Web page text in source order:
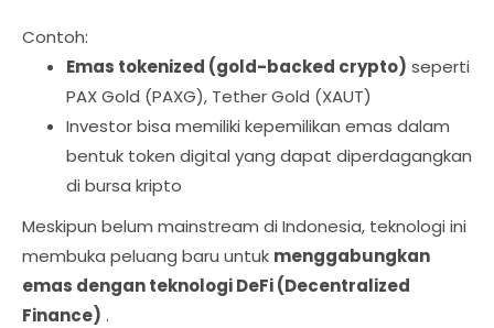
Contoh:
Emas tokenized (gold-backed crypto) seperti
PAX Gold (PAXG), Tether Gold (XAUT)
Investor bisa memiliki kepemilikan emas dalam
bentuk token digital yang dapat diperdagangkan
di bursa kripto
Meskipun belum mainstream di Indonesia, teknologi ini
membuka peluang baru untuk menggabungkan
emas dengan teknologi DeFi (Decentralized
Finance) .